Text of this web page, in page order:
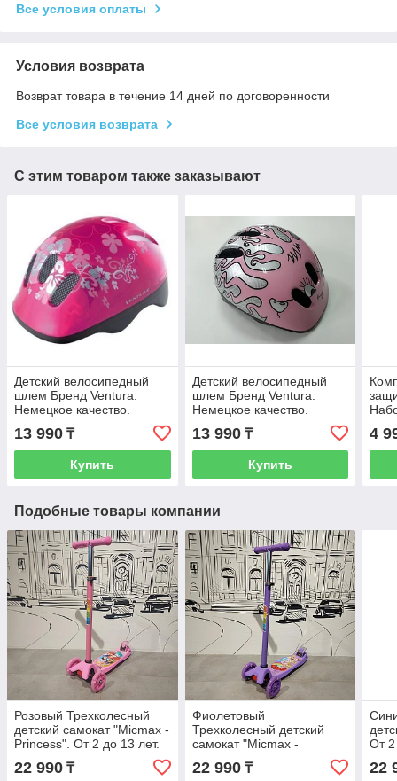
Все условия оплаты
Условия возврата
Возврат товара в течение 14 дней по договоренности
Все условия возврата
С этим товаром также заказывают
Детский велосипедный
шлем Бренд Ventura.
Немецкое качество.
Рассрочка. Kaspi RED
13 990 ₸
Купить
Детский велосипедный
шлем Бренд Ventura.
Немецкое качество.
Рассрочка. Kaspi RED
13 990₸
Купить
4
Подобные товары компании
Розовый Трехколесный
детский самокат "Micmax -
Princess". От 2 до 13 лет.
22 990 ₸
Фиолетовый
Трехколесный детский
самокат "Micmax -
Princess". От 2 до 13 лет.
Для девочек.
22 990₸
От 2
22